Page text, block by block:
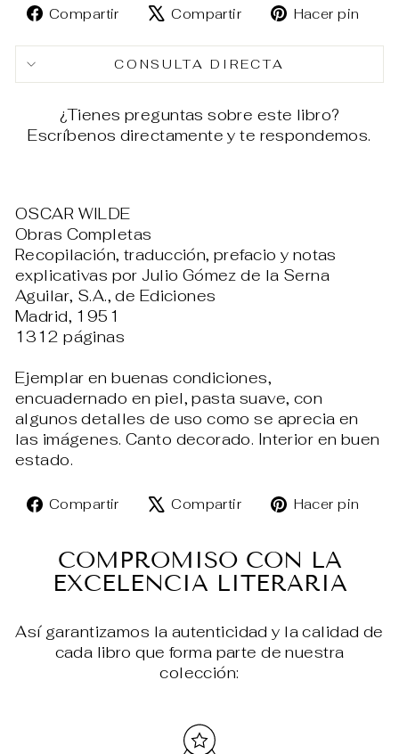
Compartir
Compartir
Facebook
Compartir
Tuitear
X
Hacer pin
CONSULTA DIRECTA
¿Tienes preguntas sobre este libro?
Escríbenos directamente y te respondemos.
OSCAR WILDE
Obras Completas
Recopilación, traducción, prefacio y notas
explicativas por Julio Gómez de la Serna
Aguilar, S.A., de Ediciones
Madrid, 1951
1312 páginas
Ejemplar en buenas condiciones,
encuadernado en piel, pasta suave, con
algunos detalles de uso como se aprecia en
las imágenes. Canto decorado. Interior en buen
estado.
Compartir
Compartir
Compartir
TuitearHacer pin
COMPROMISO CON LA
EXCELENCIA LITERARIA
Así garantizamos la autenticidad y la calidad de
cada libro que forma parte de nuestra
colección: